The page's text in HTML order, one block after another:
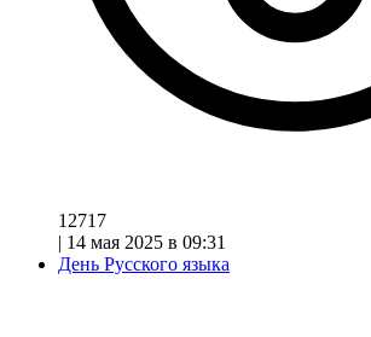
12717
| 14 мая 2025 в 09:31
День Русского языка